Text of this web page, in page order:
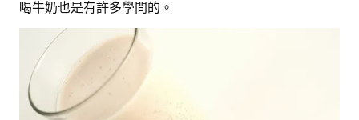
喝牛奶也是有許多學問的。